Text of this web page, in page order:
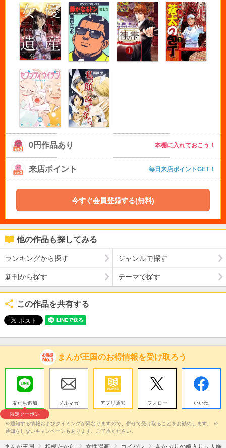
0円作品あり 本棚に入れておこう！
来店ポイント 毎日来店ポイントGET！
今すぐ会員登録する(無料)
他の作品も探してみる
ランキングから探す ジャンルで探す
新刊から探す テーマで探す
この作品を共有する
まんが王国のお得情報を受け取ろう
友だち追加
限定クーポン
メルマガ アプリ通知 フォロー いいね
※通知する情報およびタイミングが異なりますので、併せて受け取ることをお勧めします。 ※
通知をしないキャンペーンもあります。ご了承ください。